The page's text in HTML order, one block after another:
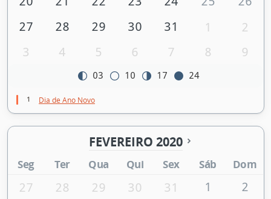
27
28 29 30 31 1
2
3
4 5 6 7 8 9
03 10 17 24
1 Dia de Ano Novo
FEVEREIRO 2020
Seg Ter Qua Qui Sex Sáb Dom
27 28 29 30 31 1
2